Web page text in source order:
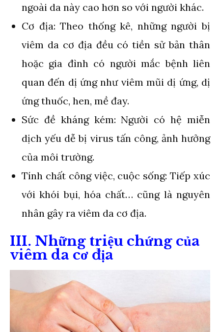
ngoài da này cao hơn so với người khác.
Cơ địa: Theo thống kê, những người bị
viêm da cơ địa đều có tiền sử bản thân
hoặc gia đình có người mắc bệnh liên
quan đến dị ứng như viêm mũi dị ứng, dị
ứng thuốc, hen, mề đay.
Sức đề kháng kém: Người có hệ miễn
dịch yếu dễ bị virus tấn công, ảnh hưởng
của môi trường.
Tính chất công việc, cuộc sống: Tiếp xúc
với khói bụi, hóa chất… cũng là nguyên
nhân gây ra viêm da cơ địa.
III. Những triệu chứng của
viêm da cơ địa